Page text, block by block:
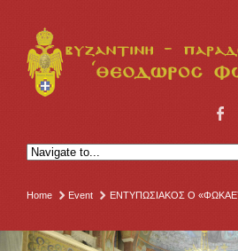
Home Event ΕΝΤΥΠΩΣΙΑΚΟΣ Ο